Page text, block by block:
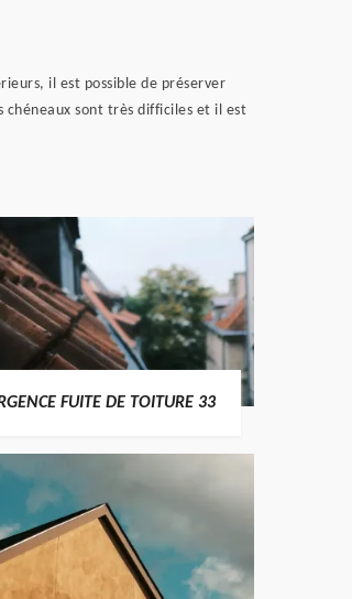
il est possible de préserver
chéneaux sont très difficiles et il est
FUITE DE TOITURE 33